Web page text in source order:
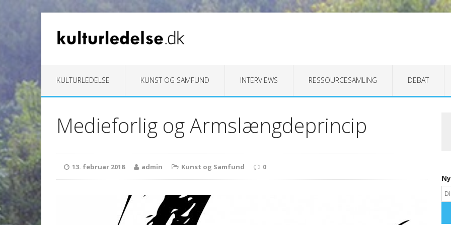
KULTURLEDELSE KUNST OG SAMFUND INTERVIEWS RESSOURCESAMLING DEBAT
Medieforlig og Armslængdeprincip
13. februar 2018 admin Kunst og Samfund 0